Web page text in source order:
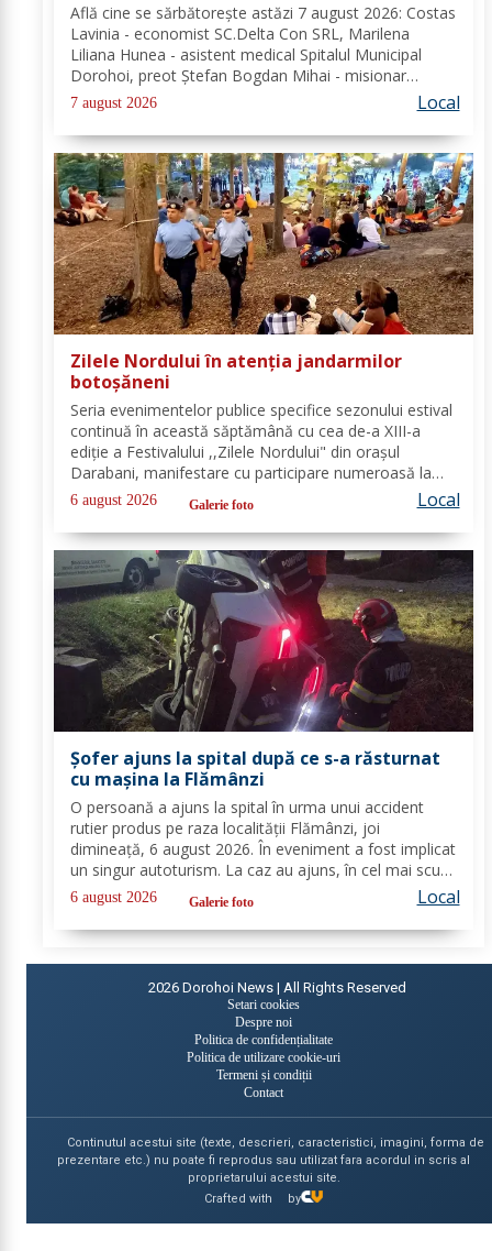
Află cine se sărbătoreşte astăzi 7 august 2026: Costas
Lavinia - economist SC.Delta Con SRL, Marilena
Liliana Hunea - asistent medical Spitalul Municipal
Dorohoi, preot Ștefan Bogdan Mihai - misionar
protopopesc Protopopiatul Dorohoi, Marcela Simona
Vieru - profesor Grup Școlar Alexandru Vlahuță...
7 august 2026 Local
Zilele Nordului în atenția jandarmilor
botoșăneni
Seria evenimentelor publice specifice sezonului estival
continuă în această săptămână cu cea de-a XIII-a
ediție a Festivalului ,,Zilele Nordului" din orașul
Darabani, manifestare cu participare numeroasă la
care Inspectoratul de Jandarmi Județean Botoșani, în
cooperare cu partenerii instituționali,...
6 august 2026 Galerie foto Local
Șofer ajuns la spital după ce s-a răsturnat
cu mașina la Flămânzi
O persoană a ajuns la spital în urma unui accident
rutier produs pe raza localității Flămânzi, joi
dimineață, 6 august 2026. În eveniment a fost implicat
un singur autoturism. La caz au ajuns, în cel mai scurt
timp, pompierii din cadrul Punctului de Lucru Flămânzi,
cu o autospecială de stingere și...
6 august 2026 Galerie foto Local
2026 Dorohoi News | All Rights Reserved
Setari cookies
Despre noi
Politica de confidențialitate
Politica de utilizare cookie-uri
Termeni și condiții
Contact
Continutul acestui site (texte, descrieri, caracteristici, imagini, forma de
prezentare etc.) nu poate fi reprodus sau utilizat fara acordul in scris al
proprietarului acestui site.
Crafted with
by